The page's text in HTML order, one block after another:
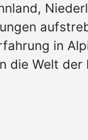
in
die Welt